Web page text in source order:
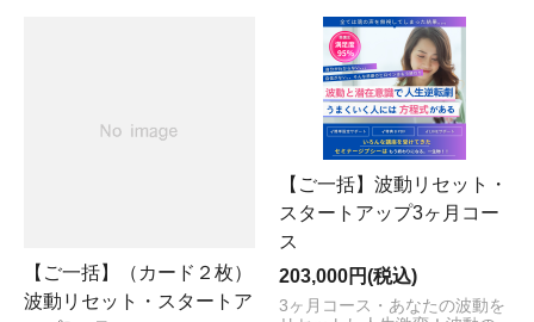
【ご一括】（カード２枚）
波動リセット・スタートア
【ご一括】波動リセット・
スタートアップ3ヶ月コー
ス
203,000円(税込)
3ヶ月コース・あなたの波動を